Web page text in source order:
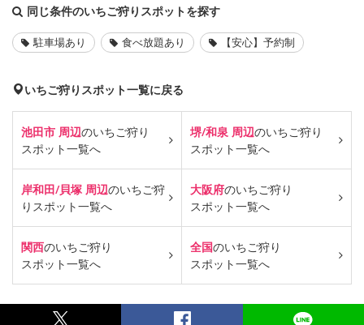
同じ条件のいちご狩りスポットを探す
駐車場あり 食べ放題あり 【安心】予約制
いちご狩りスポット一覧に戻る
池田市 周辺のいちご狩り
スポット一覧へ
堺/和泉 周辺のいちご狩り
スポット一覧へ
岸和田/貝塚 周辺のいちご狩
り スポット一覧へ
大阪府のいちご狩り
スポット一覧へ
関西のいちご狩り
スポット一覧へ
全国のいちご狩り
スポット一覧へ